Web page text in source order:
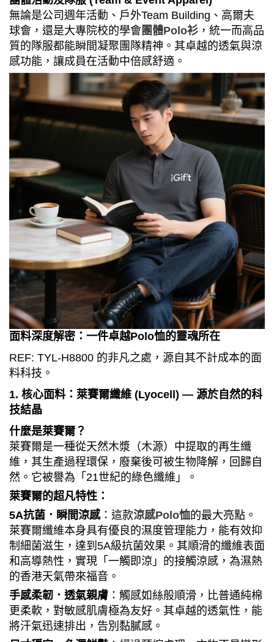
無論是公司週年活動、戶外Team Building 、高爾夫
球會，還是大專院校的學會 團體Polo衫 ，統一而高品
質的隊服都能瞬間凝聚團隊精神。其卓越的透氣與涼
感功能，讓成員在活動中倍感舒適。
面料深度解密：一件卓越Polo恤的靈魂所在
REF: TYL-H8800 的非凡之處，源自其不計成本的面
料科技。
1. 核心面料：萊賽爾纖維 (Lyocell) — 源於自然的科
技結晶
什麼是萊賽爾？
萊賽爾是一種從天然木漿（木源）中提取的再生纖
維，其生產過程環保，廢棄後可被生物降解，回歸自
然。它被譽為「 21世紀的綠色纖維」。
萊賽爾的超凡特性：
5A抗菌．瞬間涼感：這款涼感Polo恤的最大亮點。
萊賽爾纖維本身具有優良的濕度管理能力，能有效抑
制細菌滋生，達到 5A級抗菌效果。其順滑的纖維表面
和高導熱性，實現「一觸即涼」的接觸涼感，為濕熱
的香港天氣帶來福音。
手感柔韌．透氣親膚 ：觸感如絲般順滑，比普通純棉
更柔軟，對敏感肌膚極為友好。其卓越的透氣性，能
將汗氣迅速排出，告別黏膩感。